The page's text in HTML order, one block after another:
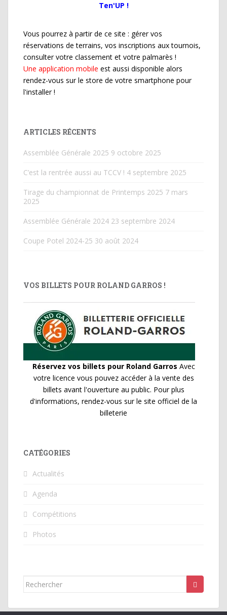
Ten'UP !
Vous pourrez à partir de ce site : gérer vos
réservations de terrains, vos inscriptions aux tournois,
consulter votre classement et votre palmarès !
Une application mobile est aussi disponible alors
rendez-vous sur le store de votre smartphone pour
l'installer !
ARTICLES RÉCENTS
Assemblée Générale 2025 9 octobre 2025
C’est la rentrée aussi au TCCV ! 4 septembre 2025
Tirage du championnat de Printemps 2025 7 mars
2025
Assemblée Générale 2024 23 septembre 2024
Coupe Potel 2024-25 30 août 2024
VOS BILLETS POUR ROLAND GARROS !
Réservez vos billets pour Roland Garros Avec
votre licence vous pouvez accéder à la vente des
billets avant l'ouverture au public. Pour plus
d'informations, rendez-vous sur le site officiel de la
billeterie
CATÉGORIES
Actualités
Agenda
Compétitions
Photos
Rechercher...